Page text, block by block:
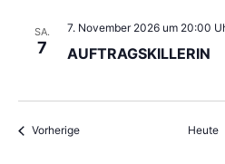
SA.
7 AUFTRAGSKILLERIN
7. November 2026 um 20:00
VorherigeVeranstaltungen Heute